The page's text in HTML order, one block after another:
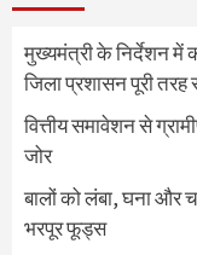
मुख्यमंत्री के निर्देशन में
जिला प्रशासन पूरी तरह
वित्तीय समावेशन से
जोर
बालों को लंबा, घना और
भरपूर फूड्स